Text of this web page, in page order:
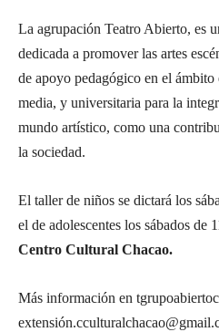
La agrupación Teatro Abierto, es
dedicada a promover las artes
de apoyo pedagógico en el
media, y universitaria para la
mundo artístico, como una
la sociedad.
El taller de niños se dictará los
el de adolescentes los sábados de
Centro Cultural Chacao.
Más información en